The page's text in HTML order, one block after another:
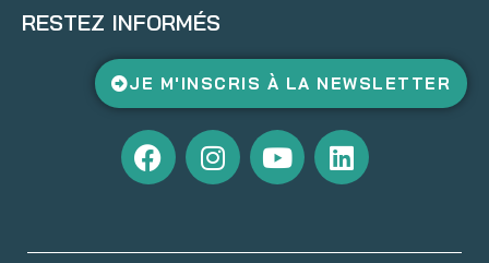
RESTEZ INFORMÉS
JE M'INSCRIS À LA NEWSLETTER